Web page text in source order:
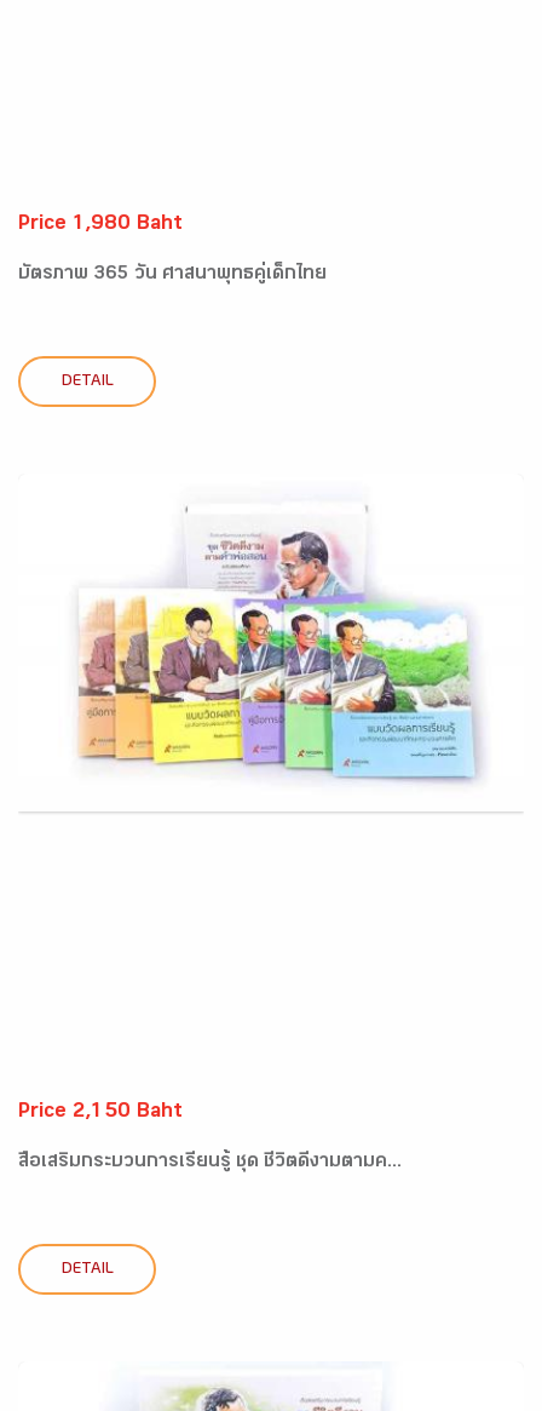
Price 1,980 Baht
บัตรภาพ 365 วัน ศาสนาพุทธคู่เด็กไทย
DETAIL
Price 2,150 Baht
สื่อเสริมกระบวนการเรียนรู้ ชุด ชีวิตดีงามตามค...
DETAIL